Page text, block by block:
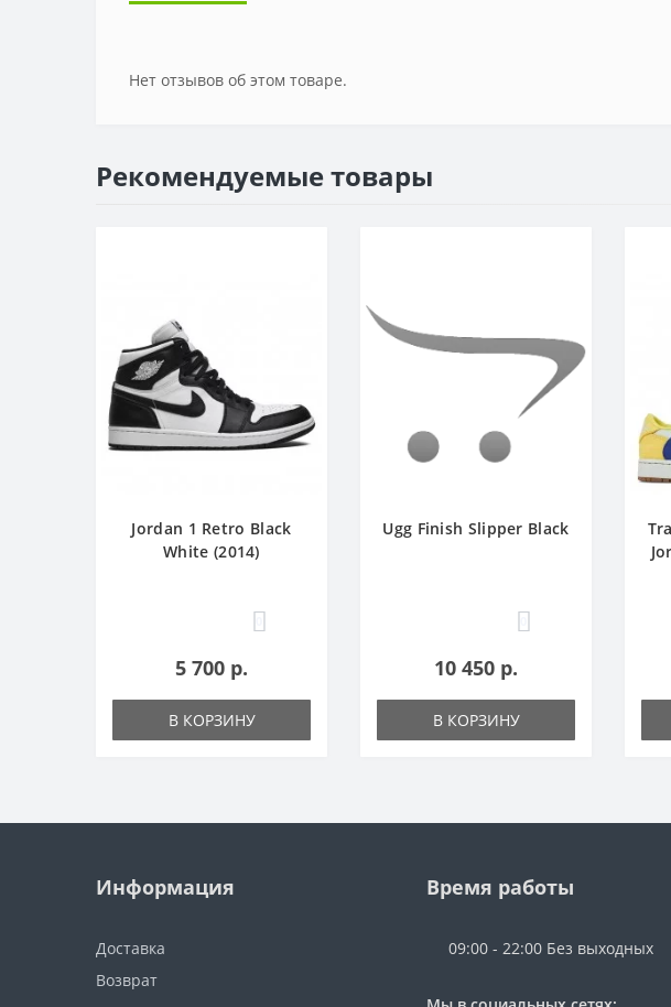
Нет отзывов об этом товаре.
Рекомендуемые товары
Jordan 1 Retro Black
White (2014)
5 700 р.
В КОРЗИНУ
Ugg Finish Slipper Black
10 450 р.
В КОРЗИНУ
Информация
Доставка
Возврат
Время работы
09:00 - 22:00 Без выходных